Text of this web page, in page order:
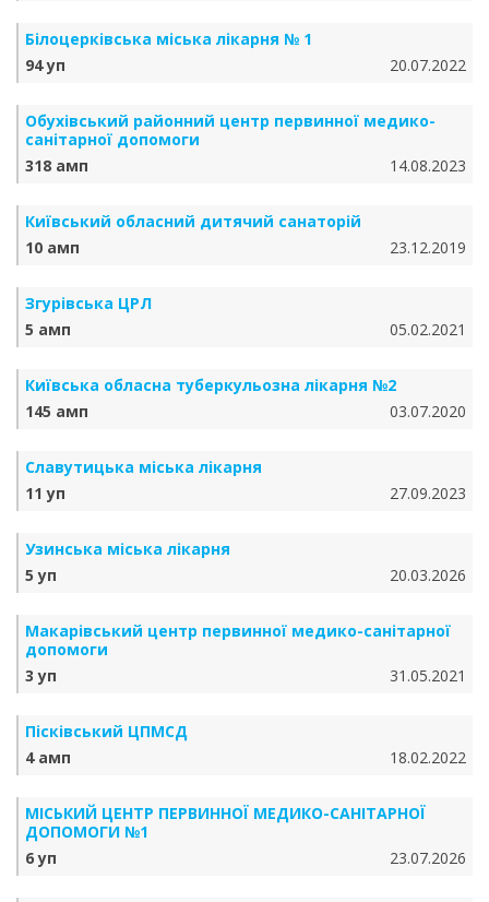
Білоцерківська міська лікарня № 1
94 уп
20.07.2022
Обухівський районний центр первинної медико-
санітарної допомоги
318 амп
14.08.2023
Київський обласний дитячий санаторій
10 амп
23.12.2019
Згурівська ЦРЛ
5 амп
05.02.2021
Київська обласна туберкульозна лікарня №2
145 амп
03.07.2020
Славутицька міська лікарня
11 уп
27.09.2023
Узинська міська лікарня
5 уп
20.03.2026
Макарівський центр первинної медико-санітарної
допомоги
3 уп
31.05.2021
Пісківський ЦПМСД
4 амп
18.02.2022
МІСЬКИЙ ЦЕНТР ПЕРВИННОЇ МЕДИКО-САНІТАРНОЇ
ДОПОМОГИ №1
6 уп
23.07.2026